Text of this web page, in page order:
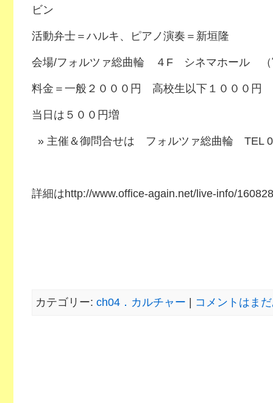
ビン
活動弁士＝ハルキ、ピアノ演奏＝新垣隆
会場/フォルツァ総曲輪 ４F シネマホール （
料金＝一般２０００円 高校生以下１０００円
当日は５００円増
主催＆御問合せは フォルツァ総曲輪 TEL
詳細はhttp://www.office-again.net/live-info/
カテゴリー: ch04．カルチャー コメントはま